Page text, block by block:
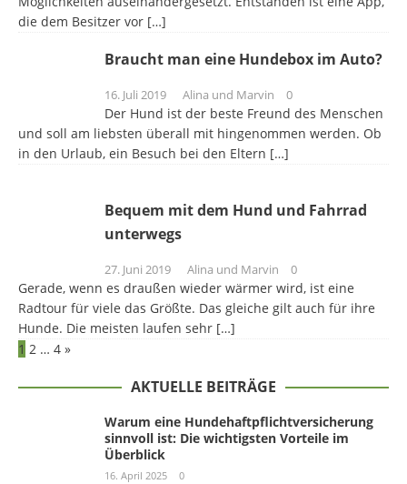
die dem Besitzer vor […]
Braucht man eine Hundebox im Auto?
16. Juli 2019 Alina und Marvin 0
Der Hund ist der beste Freund des Menschen
und soll am liebsten überall mit hingenommen werden. Ob
in den Urlaub, ein Besuch bei den Eltern […]
Bequem mit dem Hund und Fahrrad
unterwegs
27. Juni 2019 Alina und Marvin 0
Gerade, wenn es draußen wieder wärmer wird, ist eine
Radtour für viele das Größte. Das gleiche gilt auch für ihre
Hunde. Die meisten laufen sehr […]
1 2 … 4 »
AKTUELLE BEITRÄGE
Warum eine Hundehaftpflichtversicherung
sinnvoll ist: Die wichtigsten Vorteile im
Überblick
16. April 2025 0